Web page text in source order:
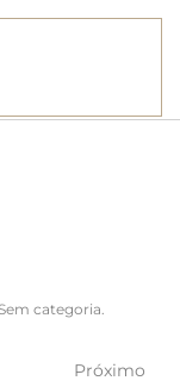
categoria.
Próximo